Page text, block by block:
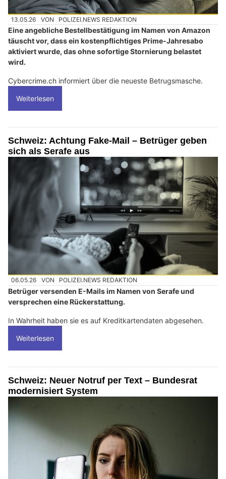
13.05.26 VON POLIZEI.NEWS REDAKTION
Eine angebliche Bestellbestätigung im Namen von Amazon
täuscht vor, dass ein kostenpflichtiges Prime-Jahresabo
aktiviert wurde, das ohne sofortige Stornierung belastet
wird.
Cybercrime.ch informiert über die neueste Betrugsmasche.
Weiterlesen
Schweiz: Achtung Fake-Mail – Betrüger geben
sich als Serafe aus
06.05.26 VON POLIZEI.NEWS REDAKTION
Betrüger versenden E-Mails im Namen von Serafe und
versprechen eine Rückerstattung.
In Wahrheit haben sie es auf Kreditkartendaten abgesehen.
Weiterlesen
Schweiz: Neuer Notruf per Text – Bundesrat
modernisiert System